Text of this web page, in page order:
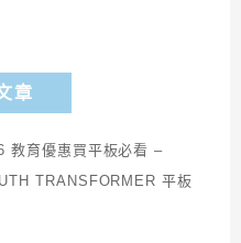
章
教育優惠買平板必看 –
TRANSFORMER 平板